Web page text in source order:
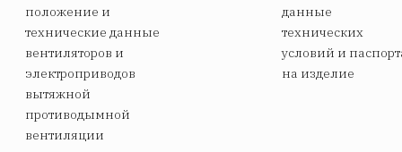
положение и
технические данные
вентиляторов и
электроприводов
вытяжной
противодымной
вентиляции
данные
технических
условий и
на изделие